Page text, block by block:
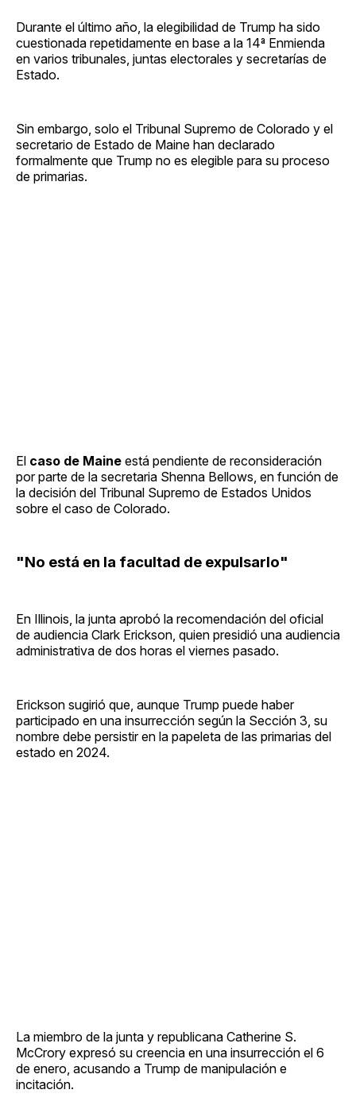
Durante el último año, la elegibilidad de Trump ha sido
cuestionada repetidamente en base a la 14ª Enmienda
en varios tribunales, juntas electorales y secretarías de
Estado.
Sin embargo, solo el Tribunal Supremo de Colorado y el
secretario de Estado de Maine han declarado
formalmente que Trump no es elegible para su proceso
de primarias.
El caso de Maine está pendiente de reconsideración
por parte de la secretaria Shenna Bellows, en función de
la decisión del Tribunal Supremo de Estados Unidos
sobre el caso de Colorado.
"No está en la facultad de expulsarlo"
En Illinois, la junta aprobó la recomendación del oficial
de audiencia Clark Erickson, quien presidió una audiencia
administrativa de dos horas el viernes pasado.
Erickson sugirió que, aunque Trump puede haber
participado en una insurrección según la Sección 3, su
nombre debe persistir en la papeleta de las primarias del
estado en 2024.
La miembro de la junta y republicana Catherine S.
McCrory expresó su creencia en una insurrección el 6
de enero, acusando a Trump de manipulación e
incitación.